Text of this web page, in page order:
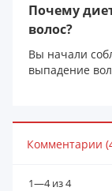
Почему
волос?
Вы начали
выпадение
Комментарии
1—4из 4